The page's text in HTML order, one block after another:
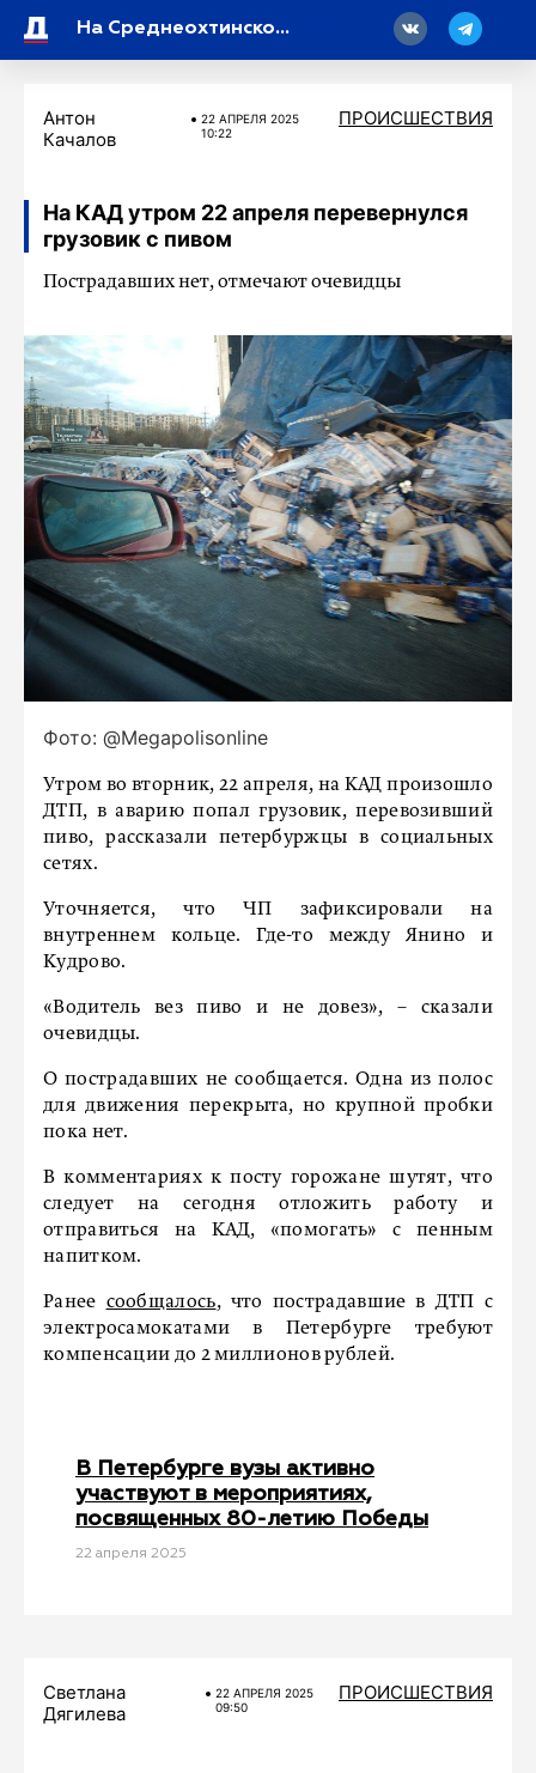
На Среднеохтинском проспекте электровелосипедист врезался в иномарку – видео
Антон
Качалов
22 АПРЕЛЯ 2025
10:22
ПРОИСШЕСТВИЯ
На КАД утром 22 апреля перевернулся
грузовик с пивом
Пострадавших нет, отмечают очевидцы
Фото: @Megapolisonline
Утром во вторник, 22 апреля, на КАД произошло
ДТП, в аварию попал грузовик, перевозивший
пиво, рассказали петербуржцы в социальных
сетях.
Уточняется, что ЧП зафиксировали на
внутреннем кольце. Где-то между Янино и
Кудрово.
«Водитель вез пиво и не довез», – сказали
очевидцы.
О пострадавших не сообщается. Одна из полос
для движения перекрыта, но крупной пробки
пока нет.
В комментариях к посту горожане шутят, что
следует на сегодня отложить работу и
отправиться на КАД, «помогать» с пенным
напитком.
Ранее сообщалось, что пострадавшие в ДТП с
электросамокатами в Петербурге требуют
компенсации до 2 миллионов рублей.
В Петербурге вузы активно
участвуют в мероприятиях,
посвященных 80-летию Победы
22 апреля 2025
Светлана
Дягилева
22 АПРЕЛЯ 2025
09:50
ПРОИСШЕСТВИЯ